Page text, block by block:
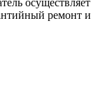
ремонт и